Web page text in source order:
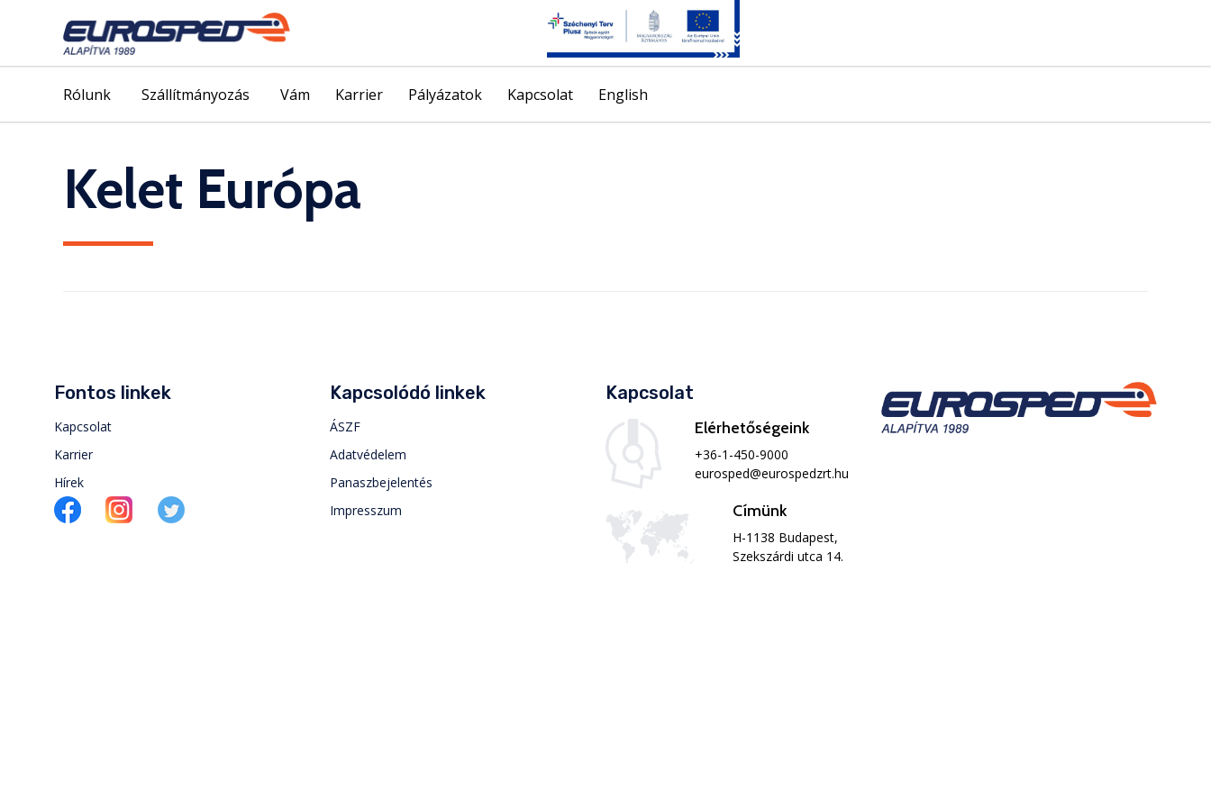
to
Rólunk Szállítmányozás Vám Karrier Pályázatok Kapcsolat English
Kelet Európa
Fontos linkek
Kapcsolat
Karrier
Hírek
Kapcsolódó linkek
ÁSZF
Adatvédelem
Panaszbejelentés
Impresszum
Kapcsolat
Elérhetőségeink
+36-1-450-9000
eurosped@eurospedzrt.hu
Címünk
H-1138 Budapest,
Szekszárdi utca 14.